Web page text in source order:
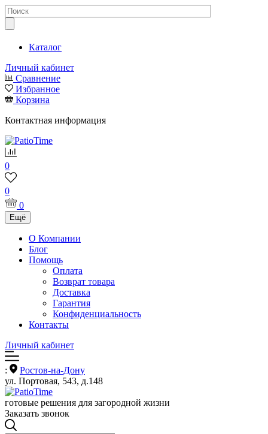
Каталог
Личный кабинет
Сравнение
Избранное
Корзина
Контактная информация
0
0
0
Ещё
О Компании
Блог
Помощь
Оплата
Возврат товара
Доставка
Гарантия
Конфиденциальность
Контакты
Личный кабинет
:
Ростов-на-Дону
ул. Портовая, 543, д.148
готовые решения для загородной жизни
Заказать звонок